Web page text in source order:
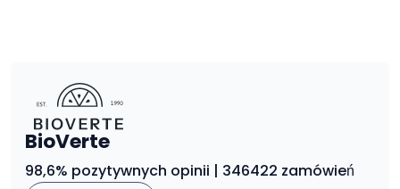
BioVerte
98,6% pozytywnych opinii | 346422 zamówień